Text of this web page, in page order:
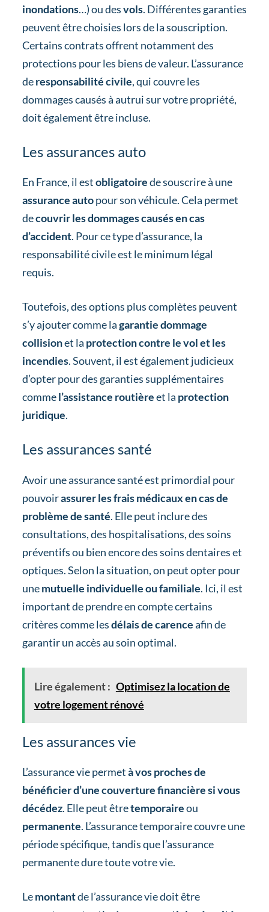
inondations…) ou desvols. Différentes garanties
peuvent être choisies lors de la souscription.
Certains contrats offrent notamment des
protections pour les biens de valeur. L’assurance
deresponsabilité civile, qui couvre les
dommages causés à autrui sur votre propriété,
doit également être incluse.
Les assurances auto
En France, il estobligatoirede souscrire à une
assurance autopour son véhicule. Cela permet
decouvrir les dommages causés en cas
d’accident. Pour ce type d’assurance, la
responsabilité civile est le minimum légal
requis.
Toutefois, des options plus complètes peuvent
s’y ajouter comme lagarantie dommage
collisionet la protection contre le vol et les
incendies. Souvent, il est également judicieux
d’opter pour des garanties supplémentaires
commel’assistance routièreet la protection
juridique.
Les assurances santé
Avoir une assurance santé est primordial pour
pouvoirassurer les frais médicaux en cas de
problème de santé. Elle peut inclure des
consultations, des hospitalisations, des soins
préventifs ou bien encore des soins dentaires et
optiques. Selon la situation, on peut opter pour
unemutuelle individuelle ou familiale. Ici, il est
important de prendre en compte certains
critères comme lesdélais de carenceafin de
garantir un accès au soin optimal.
Lire également : Optimisez la location de
votre logement rénové
Les assurances vie
L’assurance vie permetà vos proches de
bénéficier d’une couverture financière si vous
décédez. Elle peut êtretemporaireou
permanente. L’assurance temporaire couvre une
période spécifique, tandis que l’assurance
permanente dure toute votre vie.
Lemontantde l’assurance vie doit être